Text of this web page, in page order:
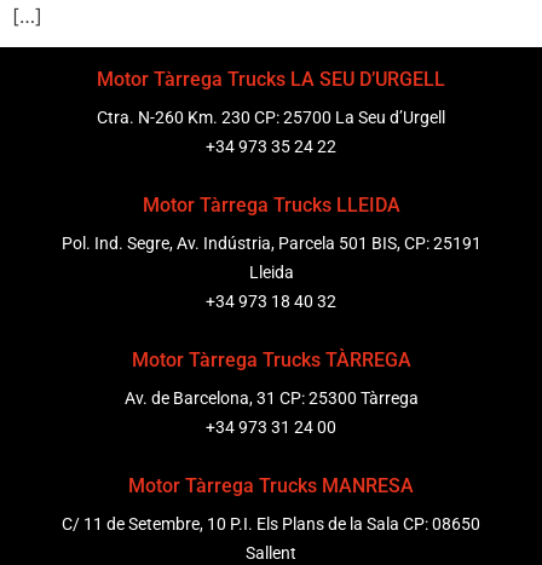
[…]
Motor Tàrrega Trucks LA SEU D’URGELL
Ctra. N-260 Km. 230 CP: 25700 La Seu d’Urgell
+34 973 35 24 22
Motor Tàrrega Trucks LLEIDA
Pol. Ind. Segre, Av. Indústria, Parcela 501 BIS, CP: 25191
Lleida
+34 973 18 40 32
Motor Tàrrega Trucks TÀRREGA
Av. de Barcelona, 31 CP: 25300 Tàrrega
+34 973 31 24 00
Motor Tàrrega Trucks MANRESA
C/ 11 de Setembre, 10 P.I. Els Plans de la Sala CP: 08650
Sallent